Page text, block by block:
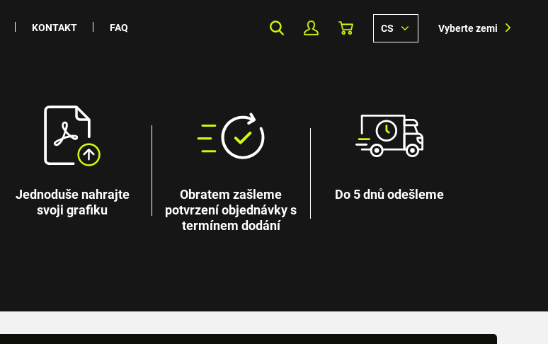
KONTAKT FAQ CS Vyberte zemi
Jednoduše nahrajte
svoji grafiku
Obratem zašleme
potvrzení objednávky s
termínem dodání
Do 5 dnů odešleme